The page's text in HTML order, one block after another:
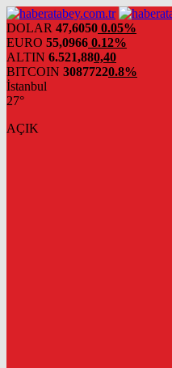
DOLAR 47,6050 0.05%
EURO 55,0966 0.12%
ALTIN 6.521,880,40
BITCOIN 30877220.8%
İstanbul
27°
AÇIK